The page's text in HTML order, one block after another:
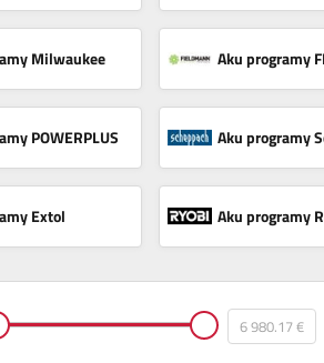
Milwaukee Aku programy
POWERPLUS Aku programy
Extol Aku programy